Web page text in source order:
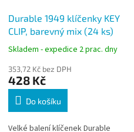
Durable 1949 klíčenky KEY
CLIP, barevný mix (24 ks)
Skladem - expedice 2 prac. dny
353,72 Kč bez DPH
428 Kč
Do košíku
Velké balení klíčenek Durable